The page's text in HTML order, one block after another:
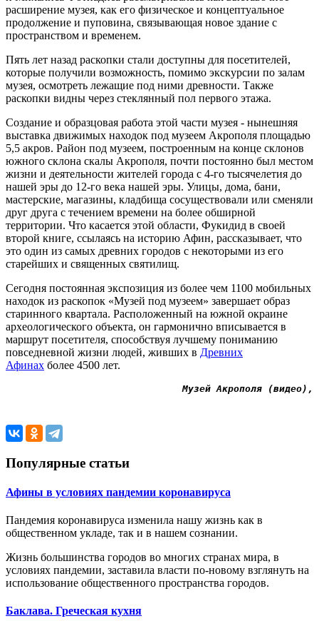
расширение музея, как его физическое и концептуальное
продолжение и пуповина, связывающая новое здание с
пространством и временем.
Пять лет назад раскопки стали доступны для посетителей,
которые получили возможность, помимо экскурсии по залам
музея, осмотреть лежащие под ними древности. Также
раскопки видны через стеклянный пол первого этажа.
Создание и образцовая работа этой части музея - нынешняя
выставка движимых находок под музеем Акрополя площадью
5,5 акров. Район под музеем, построенным на конце склонов
южного склона скалы Акрополя, почти постоянно был местом
жизни и деятельности жителей города с 4-го тысячелетия до
нашей эры до 12-го века нашей эры. Улицы, дома, бани,
мастерские, магазины, кладбища сосуществовали или сменяли
друг друга с течением времени на более обширной
территории. Что касается этой области, Фукидид в своей
второй книге, ссылаясь на историю Афин, рассказывает, что
это один из самых древних городов с некоторыми из его
старейших и священных святилищ.
Сегодня постоянная экспозиция из более чем 1100 мобильных
находок из раскопок «Музей под музеем» завершает образ
старинного квартала. Расположенный на южной окраине
археологического объекта, он гармонично вписывается в
маршрут посетителя, способствуя лучшему пониманию
повседневной жизни людей, живших в Древних
Афинах более 4500 лет.
Музей Акрополя (видео),
Популярные статьи
Афины в условиях пандемии коронавируса
Пандемия коронавируса изменила нашу жизнь как в
общественном укладе, так и в нашем сознании.
Жизнь большинства городов во многих странах мира, в
условиях пандемии, заставила власти по-новому взглянуть на
использование общественного пространства городов.
Баклава. Греческая кухня